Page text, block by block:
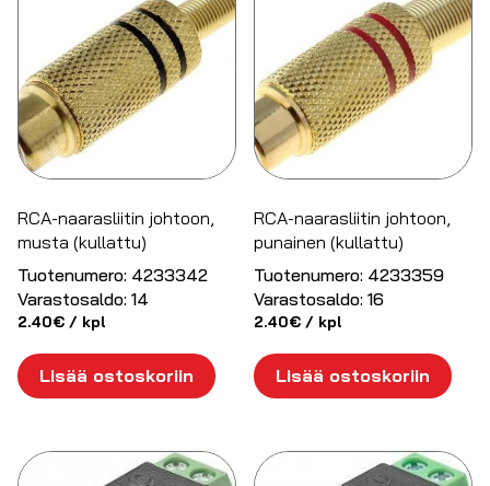
RCA-naarasliitin johtoon,
musta (kullattu)
Tuotenumero: 4233342
Varastosaldo: 14
2.40€ / kpl
Lisää ostoskoriin
RCA-naarasliitin johtoon,
punainen (kullattu)
Tuotenumero: 4233359
Varastosaldo: 16
2.40€ / kpl
Lisää ostoskoriin